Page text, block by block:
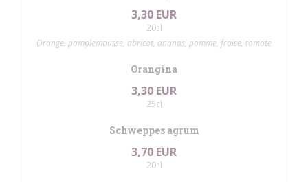
3,30 EUR
20cl
Orange, pamplemousse, abricot, ananas, pomme, fraise, tomate
Orangina
3,30 EUR
25cl
Schweppes agrum
3,70 EUR
20cl